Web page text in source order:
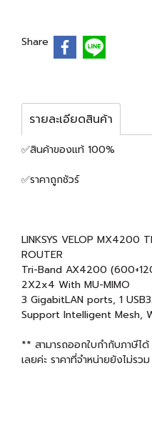
Share
รายละเอียดสินค้า
✅สินค้าของแท้ 100%
✅ราคาถูกชัวร์
LINKSYS VELOP MX4200
ROUTER
Tri-Band AX4200
2X2x4 With MU-MIMO
3 GigabitLAN ports, 1
Support Intelligent Mesh,
** สามารถออกใบกำกับภาษี
เลยค่ะ ราคาที่จำหน่ายยังไม่รว